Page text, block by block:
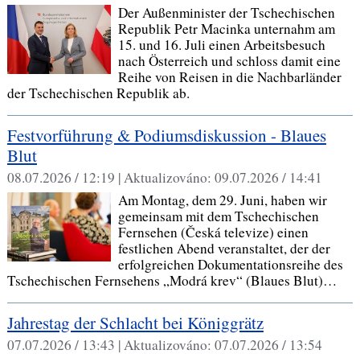
Der Außenminister der Tschechischen
Republik Petr Macinka unternahm am
15. und 16. Juli einen Arbeitsbesuch
nach Österreich und schloss damit eine
Reihe von Reisen in die Nachbarländer
der Tschechischen Republik ab.
Festvorführung & Podiumsdiskussion - Blaues
Blut
08.07.2026 / 12:19 |Aktualizováno: 09.07.2026 / 14:41
Am Montag, dem 29. Juni, haben wir
gemeinsam mit dem Tschechischen
Fernsehen (Česká televize) einen
festlichen Abend veranstaltet, der der
erfolgreichen Dokumentationsreihe des
Tschechischen Fernsehens „Modrá krev“ (Blaues Blut)…
Jahrestag der Schlacht bei Königgrätz
07.07.2026 / 13:43 |Aktualizováno: 07.07.2026 / 13:54